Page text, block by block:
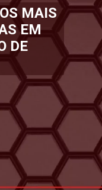
MAIS
EM
DE